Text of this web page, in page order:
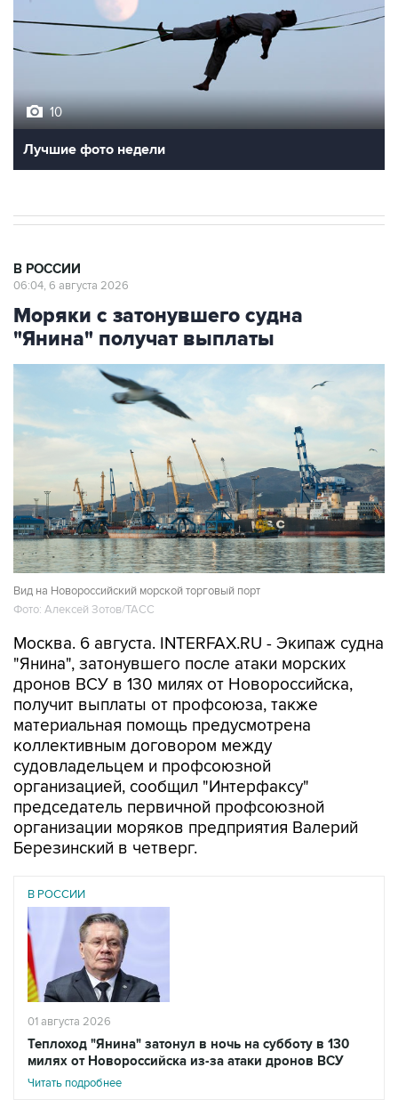
10
Лучшие фото недели
В РОССИИ
06:04, 6 августа 2026
Моряки с затонувшего судна
"Янина" получат выплаты
Вид на Новороссийский морской торговый порт
Фото: Алексей Зотов/ТАСС
Москва. 6 августа. INTERFAX.RU - Экипаж судна
"Янина", затонувшего после атаки морских
дронов ВСУ в 130 милях от Новороссийска,
получит выплаты от профсоюза, также
материальная помощь предусмотрена
коллективным договором между
судовладельцем и профсоюзной
организацией, сообщил "Интерфаксу"
председатель первичной профсоюзной
организации моряков предприятия Валерий
Березинский в четверг.
В РОССИИ
01 августа 2026
Теплоход "Янина" затонул в ночь на субботу в 130
милях от Новороссийска из-за атаки дронов ВСУ
Читать подробнее